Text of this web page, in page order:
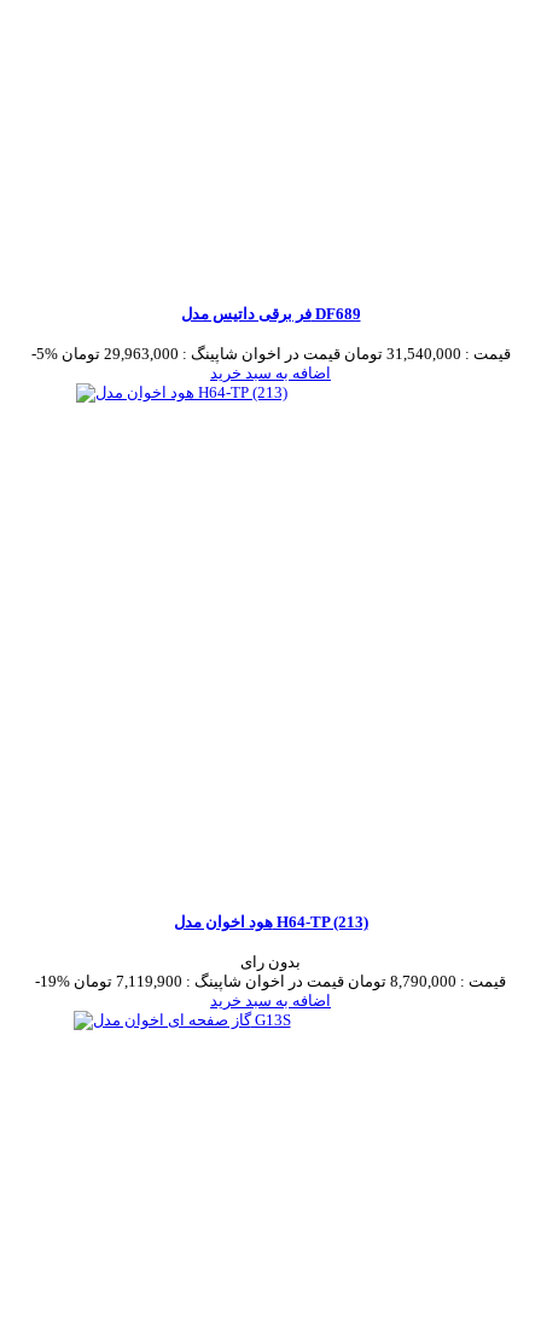
فر برقی داتیس مدل DF689
-5% قیمت : 31,540,000 تومان قیمت در اخوان شاپینگ : 29,963,000 تومان
اضافه به سبد خرید
هود اخوان مدل H64-TP (213)
بدون رای
-19%
قیمت : 8,790,000 تومان قیمت در اخوان شاپینگ : 7,119,900 تومان
اضافه به سبد خرید